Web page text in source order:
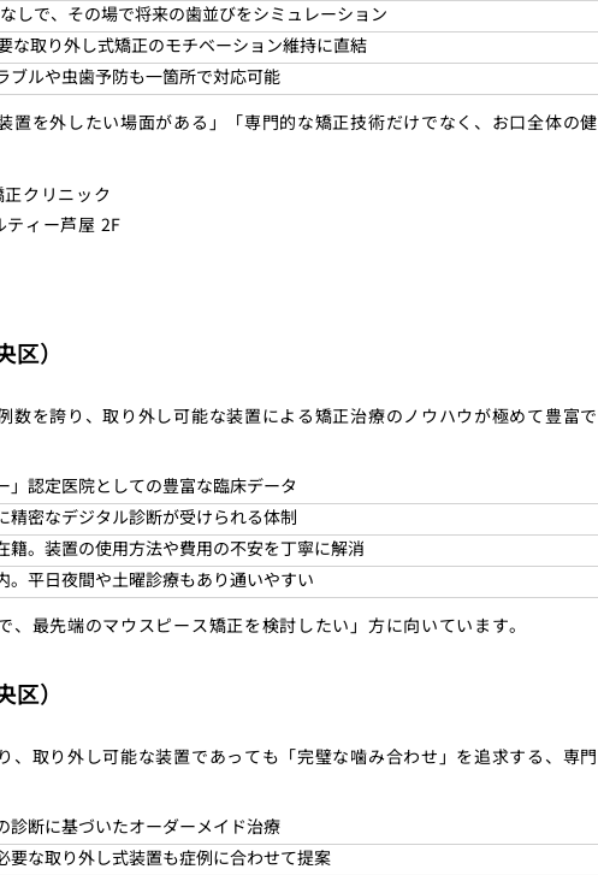
しで、その場で将来の歯並びをシミュレーション
な取り外し式矯正のモチベーション維持に直結
ブルや虫歯予防も一箇所で対応可能
置を外したい場面がある」「専門的な矯正技術だけでなく、お口全体の健
クリニック
ィー芦屋 2F
）
数を誇り、取り外し可能な装置による矯正治療のノウハウが極めて豊富で
」認定医院としての豊富な臨床データ
密なデジタル診断が受けられる体制
籍。装置の使用方法や費用の不安を丁寧に解消
。平日夜間や土曜診療もあり通いやすい
、最先端のマウスピース矯正を検討したい」方に向いています。
）
、取り外し可能な装置であっても「完璧な噛み合わせ」を追求する、専門
診断に基づいたオーダーメイド治療
な取り外し式装置も症例に合わせて提案